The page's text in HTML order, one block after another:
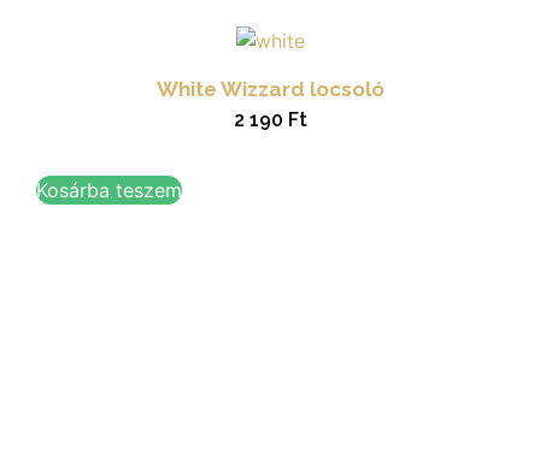
White Wizzard locsoló
2 190 Ft
Kosárba teszem